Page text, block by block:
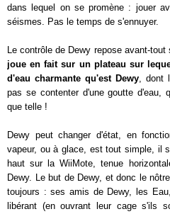
dans lequel on se promène : jouer
séismes. Pas le temps de s'ennuyer.
Le contrôle de Dewy repose avant-
joue en fait sur un plateau sur
d'eau charmante qu'est Dewy, dont
pas se contenter d'une goutte d'eau,
que telle !
Dewy peut changer d'état, en
vapeur, ou à glace, est tout simple, il
haut sur la WiiMote, tenue
Dewy. Le but de Dewy, et donc le
toujours : ses amis de Dewy, les
libérant (en ouvrant leur cage s'ils